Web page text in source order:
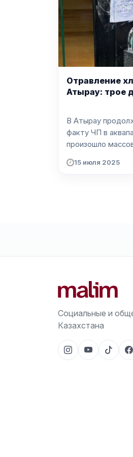
Отравление
Атырау: трое
В Атырау
факту ЧП в
произошло
15 июля 2025
Социальные и
Казахстана